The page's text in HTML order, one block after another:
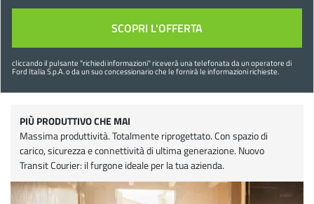
cliccando il pulsante "richiedi informazioni" riceverà una telefonata da un operatore di
Ford Italia S.p.A. o da un suo concessionario che le fornirà le informazioni richieste.
PIÙ PRODUTTIVO CHE MAI
Massima produttività. Totalmente riprogettato. Con spazio di
carico, sicurezza e connettività di ultima generazione. Nuovo
Transit Courier: il furgone ideale per la tua azienda.